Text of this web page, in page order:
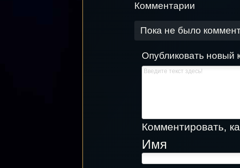
Комментарии
Пока не было
Опубликовать новый
Комментировать,
Имя